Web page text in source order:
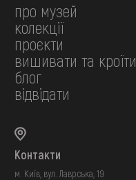
про музей
колекції
проєкти
вишивати та кроїти
блог
відвідати
Контакти
м. Київ, вул. Лаврська, 19